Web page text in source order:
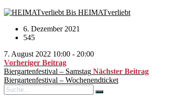
Bis HEIMATverliebt
6. Dezember 2021
545
7. August 2022 10:00 - 20:00
Vorheriger Beitrag
Biergartenfestival – Samstag Nächster Beitrag
Biergartenfestival – Wochenendticket